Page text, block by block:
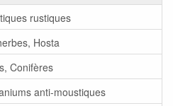
rustiques
Hosta
Conifères
anti-moustiques